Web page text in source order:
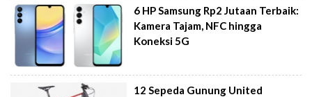
6 HP Samsung Rp2 Jutaan Terbaik:
Kamera Tajam, NFC hingga
Koneksi 5G
12 Sepeda Gunung United